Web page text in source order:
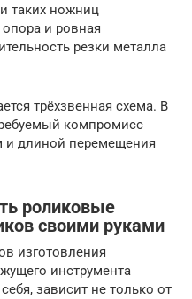
таких ножниц
и ровная
резки металла
трёхзвенная схема. В
компромисс
и длиной перемещения
роликовые
своими руками
изготовления
инструмента
зависит не только от